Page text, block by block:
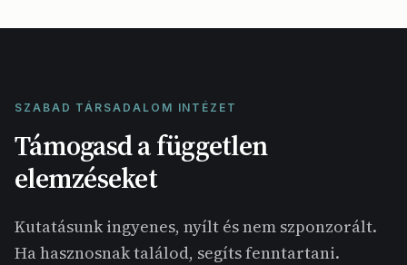
SZABAD TÁRSADALOM INTÉZET
Támogasd a független
elemzéseket
Kutatásunk ingyenes, nyílt és nem szponzorált.
Ha hasznosnak találod, segíts fenntartani.